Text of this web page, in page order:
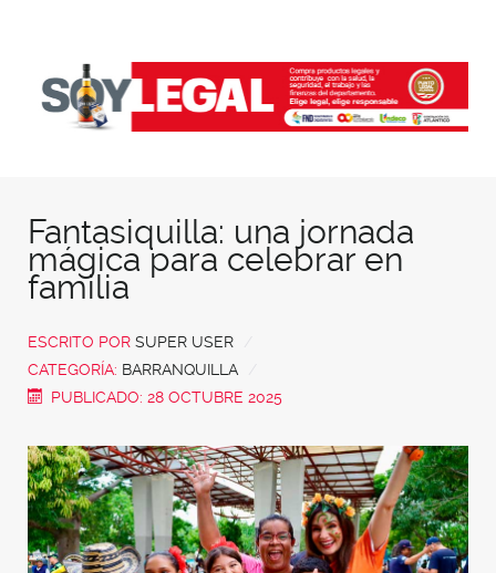
Fantasiquilla: una jornada
mágica para celebrar en
familia
ESCRITO POR SUPER USER
CATEGORÍA: BARRANQUILLA
PUBLICADO: 28 OCTUBRE 2025